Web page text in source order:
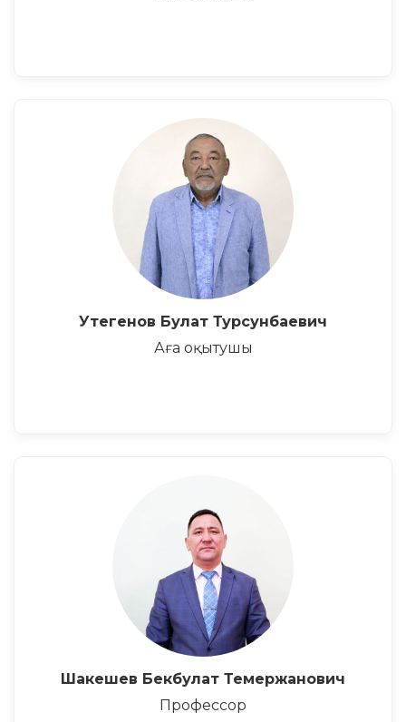
Утегенов Булат Турсунбаевич
Аға оқытушы
Шакешев Бекбулат Темержанович
Профессор